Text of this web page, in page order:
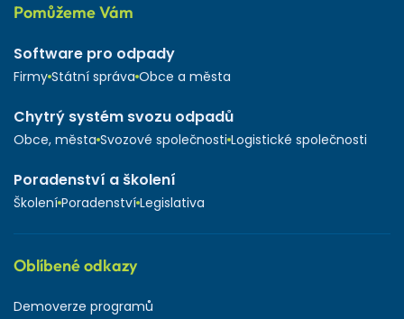
Pomůžeme Vám
Software pro odpady
Firmy Státní správa Obce a města
Chytrý systém svozu odpadů
Obce, města Svozové společnosti Logistické společnosti
Poradenství a školení
Školení Poradenství Legislativa
Oblíbené odkazy
Demoverze programů